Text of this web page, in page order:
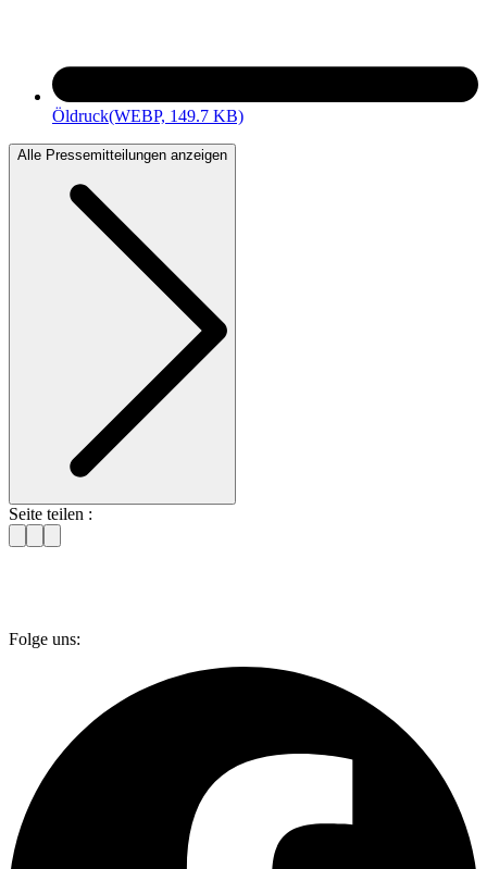
Öldruck(WEBP, 149.7 KB)
Alle Pressemitteilungen anzeigen
Seite teilen :
Folge uns: